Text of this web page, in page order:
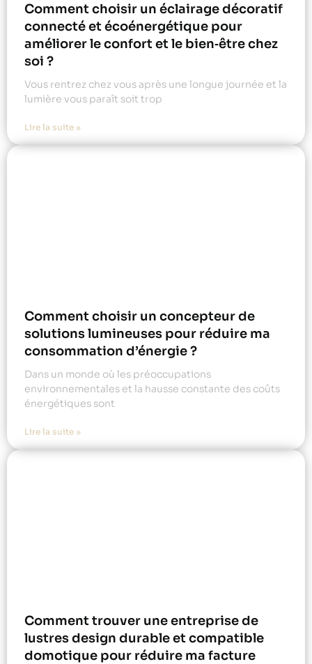
Comment choisir un éclairage décoratif
connecté et écoénergétique pour
améliorer le confort et le bien‑être chez
soi ?
Vous rentrez chez vous après une longue journée et la
lumière vous paraît soit trop
Lire la suite »
Comment choisir un concepteur de
solutions lumineuses pour réduire ma
consommation d’énergie ?
Dans un monde où les préoccupations
environnementales et la hausse constante des coûts
énergétiques sont
Lire la suite »
Comment trouver une entreprise de
lustres design durable et compatible
domotique pour réduire ma facture